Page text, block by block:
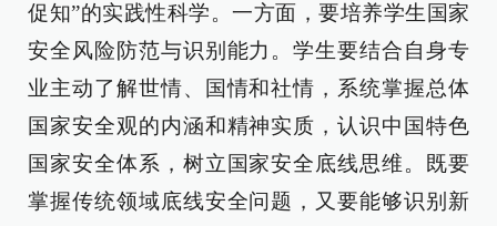
促知”的实践性科学。一方面，要培养学生国家
安全风险防范与识别能力。学生要结合自身专
业主动了解世情、国情和社情，系统掌握总体
国家安全观的内涵和精神实质，认识中国特色
国家安全体系，树立国家安全底线思维。既要
掌握传统领域底线安全问题，又要能够识别新